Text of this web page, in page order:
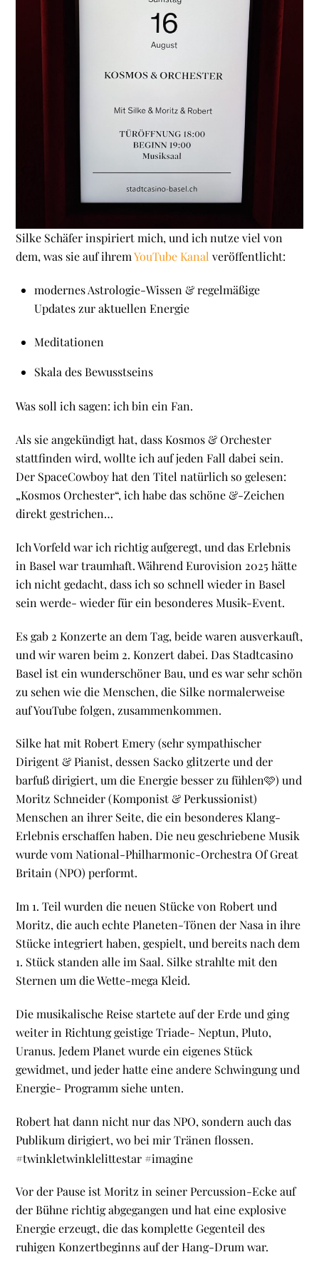
Silke Schäfer inspiriert mich, und ich nutze viel von
dem, was sie auf ihremYouTube Kanal veröffentlicht:
modernes Astrologie-Wissen & regelmäßige
Updates zur aktuellen Energie
Meditationen
Skala des Bewusstseins
Was soll ich sagen: ich bin ein Fan.
Als sie angekündigt hat, dass Kosmos & Orchester
stattfinden wird, wollte ich auf jeden Fall dabei sein.
Der SpaceCowboy hat den Titel natürlich so gelesen:
„Kosmos Orchester“, ich habe das schöne &-Zeichen
direkt gestrichen…
Ich Vorfeld war ich richtig aufgeregt, und das Erlebnis
in Basel war traumhaft. Während Eurovision 2025 hätte
ich nicht gedacht, dass ich so schnell wieder in Basel
sein werde- wieder für ein besonderes Musik-Event.
Es gab 2 Konzerte an dem Tag, beide waren ausverkauft,
und wir waren beim 2. Konzert dabei. Das Stadtcasino
Basel ist ein wunderschöner Bau, und es war sehr schön
zu sehen wie die Menschen, die Silke normalerweise
auf YouTube folgen, zusammenkommen.
Silke hat mit Robert Emery (sehr sympathischer
Dirigent & Pianist, dessen Sacko glitzerte und der
barfuß dirigiert, um die Energie besser zu fühlen🩷) und
Moritz Schneider (Komponist & Perkussionist)
Menschen an ihrer Seite, die ein besonderes Klang-
Erlebnis erschaffen haben.Die neu geschriebene Musik
wurde vom National-Philharmonic-Orchestra Of Great
Britain (NPO) performt.
Im 1. Teil wurden die neuen Stücke von Robert und
Moritz, die auch echte Planeten-Tönen der Nasa in ihre
Stücke integriert haben, gespielt, und bereits nach dem
1. Stück standen alle im Saal. Silke strahlte mit den
Sternen um die Wette-mega Kleid.
Die musikalische Reise startete auf der Erde und ging
weiter in Richtung geistige Triade- Neptun, Pluto,
Uranus. Jedem Planet wurde ein eigenes Stück
gewidmet, und jeder hatte eine andere Schwingung und
Energie- Programm siehe unten.
Robert hat dann nicht nur das NPO, sondern auch das
Publikum dirigiert, wo bei mir Tränen flossen.
#twinkletwinklelittestar #imagine
Vor der Pause ist Moritz in seiner Percussion-Ecke auf
der Bühne richtig abgegangen und hat eine explosive
Energie erzeugt, die das komplette Gegenteil des
ruhigen Konzertbeginns auf der Hang-Drum war.